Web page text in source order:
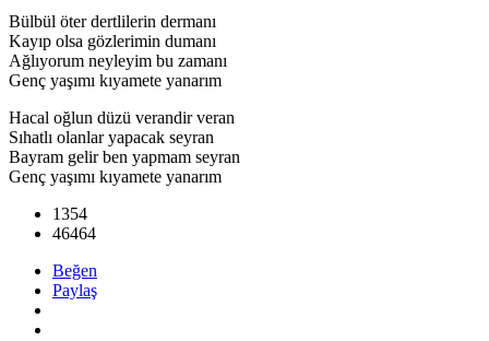
Bülbül öter dertlilerin dermanı
Kayıp olsa gözlerimin dumanı
Ağlıyorum neyleyim bu zamanı
Genç yaşımı kıyamete yanarım
Hacal oğlun düzü verandir veran
Sıhatlı olanlar yapacak seyran
Bayram gelir ben yapmam seyran
Genç yaşımı kıyamete yanarım
1354
46464
Beğen
Paylaş